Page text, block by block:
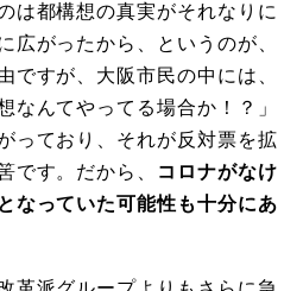
は都構想の真実がそれなりに
広がったから、というのが、
ですが、大阪市民の中には、
なんてやってる場合か！？」
っており、それが反対票を拡
です。だから、
コロナがなけ
なっていた可能性も十分にあ